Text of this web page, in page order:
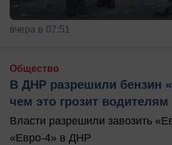
вчера в 07:51
Общество
В ДНР разрешили бензин
чем это грозит водителям
Власти разрешили завозить
«Евро-4» в ДНР